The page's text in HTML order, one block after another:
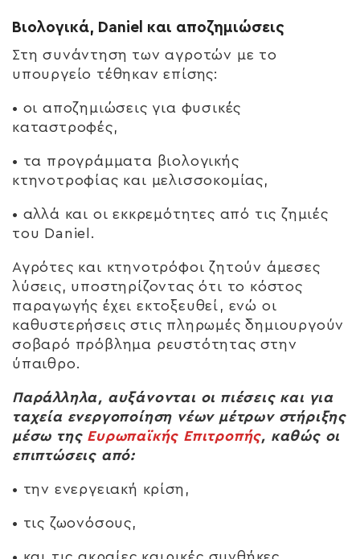
Βιολογικά, Daniel και αποζημιώσεις
Στη συνάντηση των αγροτών με το
υπουργείο τέθηκαν επίσης:
• οι αποζημιώσεις για φυσικές
καταστροφές,
• τα προγράμματα βιολογικής
κτηνοτροφίας και μελισσοκομίας,
• αλλά και οι εκκρεμότητες από τις ζημιές
του Daniel.
Αγρότες και κτηνοτρόφοι ζητούν άμεσες
λύσεις, υποστηρίζοντας ότι το κόστος
παραγωγής έχει εκτοξευθεί, ενώ οι
καθυστερήσεις στις πληρωμές δημιουργούν
σοβαρό πρόβλημα ρευστότητας στην
ύπαιθρο.
Παράλληλα, αυξάνονται οι πιέσεις και για
ταχεία ενεργοποίηση νέων μέτρων στήριξης
μέσω της Ευρωπαϊκής Επιτροπής, καθώς οι
επιπτώσεις από:
• την ενεργειακή κρίση,
• τις ζωονόσους,